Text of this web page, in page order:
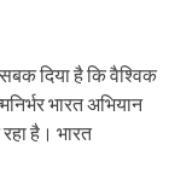
सबक दिया है कि वैश्विक
भारत अभियान
है। भारत